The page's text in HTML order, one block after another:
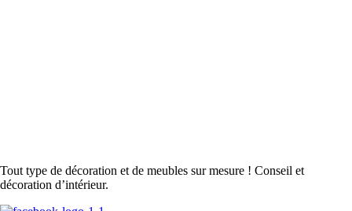
Tout type de décoration et de meubles sur mesure ! Conseil et
décoration d’intérieur.